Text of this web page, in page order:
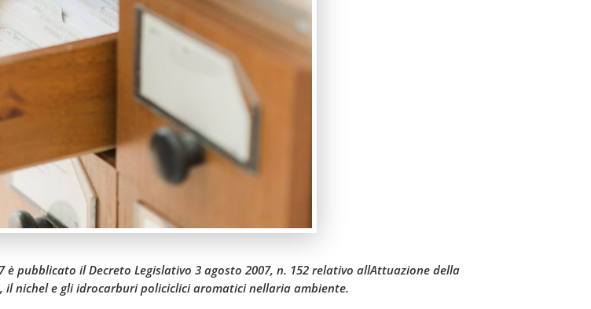
pubblicato il Decreto Legislativo 3 agosto 2007, n. 152 relativo allAttuazione della
nichel e gli idrocarburi policiclici aromatici nellaria ambiente.